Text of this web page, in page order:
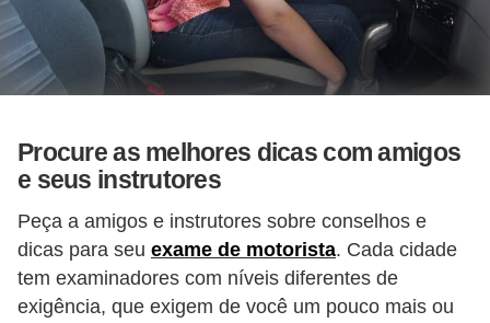
Procure as melhores dicas com amigos
e seus instrutores
Peça a amigos e instrutores sobre conselhos e
dicas para seu exame de motorista. Cada cidade
tem examinadores com níveis diferentes de
exigência, que exigem de você um pouco mais ou